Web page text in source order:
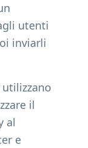
utenti
inviarli
il
al
e